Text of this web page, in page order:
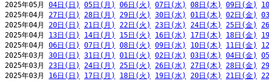
2025年05月 04日(日) 05日(月) 06日(火) 07日(水) 08日(木) 09日(金)
2025年04月 27日(日) 28日(月) 29日(火) 30日(水) 01日(木) 02日(金)
2025年04月 20日(日) 21日(月) 22日(火) 23日(水) 24日(木) 25日(金)
2025年04月 13日(日) 14日(月) 15日(火) 16日(水) 17日(木) 18日(金)
2025年04月 06日(日) 07日(月) 08日(火) 09日(水) 10日(木) 11日(金)
2025年03月 30日(日) 31日(月) 01日(火) 02日(水) 03日(木) 04日(金)
2025年03月 23日(日) 24日(月) 25日(火) 26日(水) 27日(木) 28日(金)
2025年03月 16日(日) 17日(月) 18日(火) 19日(水) 20日(木) 21日(金)